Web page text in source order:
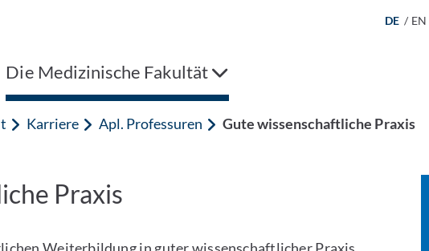
DE / EN
Die Medizinische Fakultät
Karriere Apl. Professuren Gute wissenschaftliche Praxis
Praxis